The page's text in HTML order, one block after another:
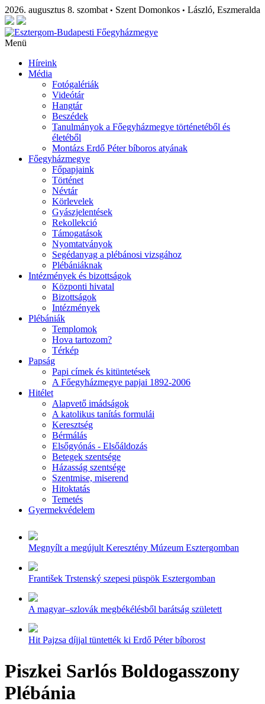
2026. augusztus 8. szombat • Szent Domonkos • László, Eszmeralda
Menü
Híreink
Média
Fotógalériák
Videótár
Hangtár
Beszédek
Tanulmányok a Főegyházmegye történetéből és
életéből
Montázs Erdő Péter bíboros atyának
Főegyházmegye
Főpapjaink
Történet
Névtár
Körlevelek
Gyászjelentések
Rekollekció
Támogatások
Nyomtatványok
Segédanyag a plébánosi vizsgához
Plébániáknak
Intézmények és bizottságok
Központi hivatal
Bizottságok
Intézmények
Plébániák
Templomok
Hova tartozom?
Térkép
Papság
Papi címek és kitüntetések
A Főegyházmegye papjai 1892-2006
Hitélet
Alapvető imádságok
A katolikus tanítás formulái
Keresztség
Bérmálás
Elsőgyónás - Elsőáldozás
Betegek szentsége
Házasság szentsége
Szentmise, miserend
Hitoktatás
Temetés
Gyermekvédelem
Megnyílt a megújult Keresztény Múzeum Esztergomban
František Trstenský szepesi püspök Esztergomban
A magyar–szlovák megbékélésből barátság született
Hit Pajzsa díjjal tüntették ki Erdő Péter bíborost
Piszkei Sarlós Boldogasszony
Plébánia